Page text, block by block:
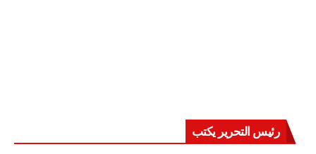
رئيس التحرير يكتب
حرب على العقول.. حادثة دمياط تكشف قواعد